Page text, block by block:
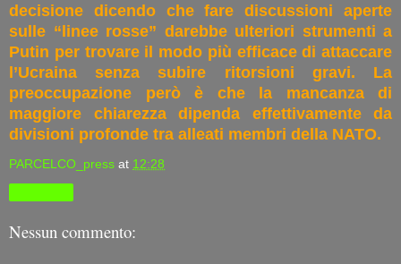
decisione dicendo che fare discussioni aperte
sulle “linee rosse” darebbe ulteriori strumenti a
Putin per trovare il modo più efficace di attaccare
l’Ucraina senza subire ritorsioni gravi. La
preoccupazione però è che la mancanza di
maggiore chiarezza dipenda effettivamente da
divisioni profonde tra alleati membri della NATO.
PARCELCO_press at 12:28
Nessun commento: